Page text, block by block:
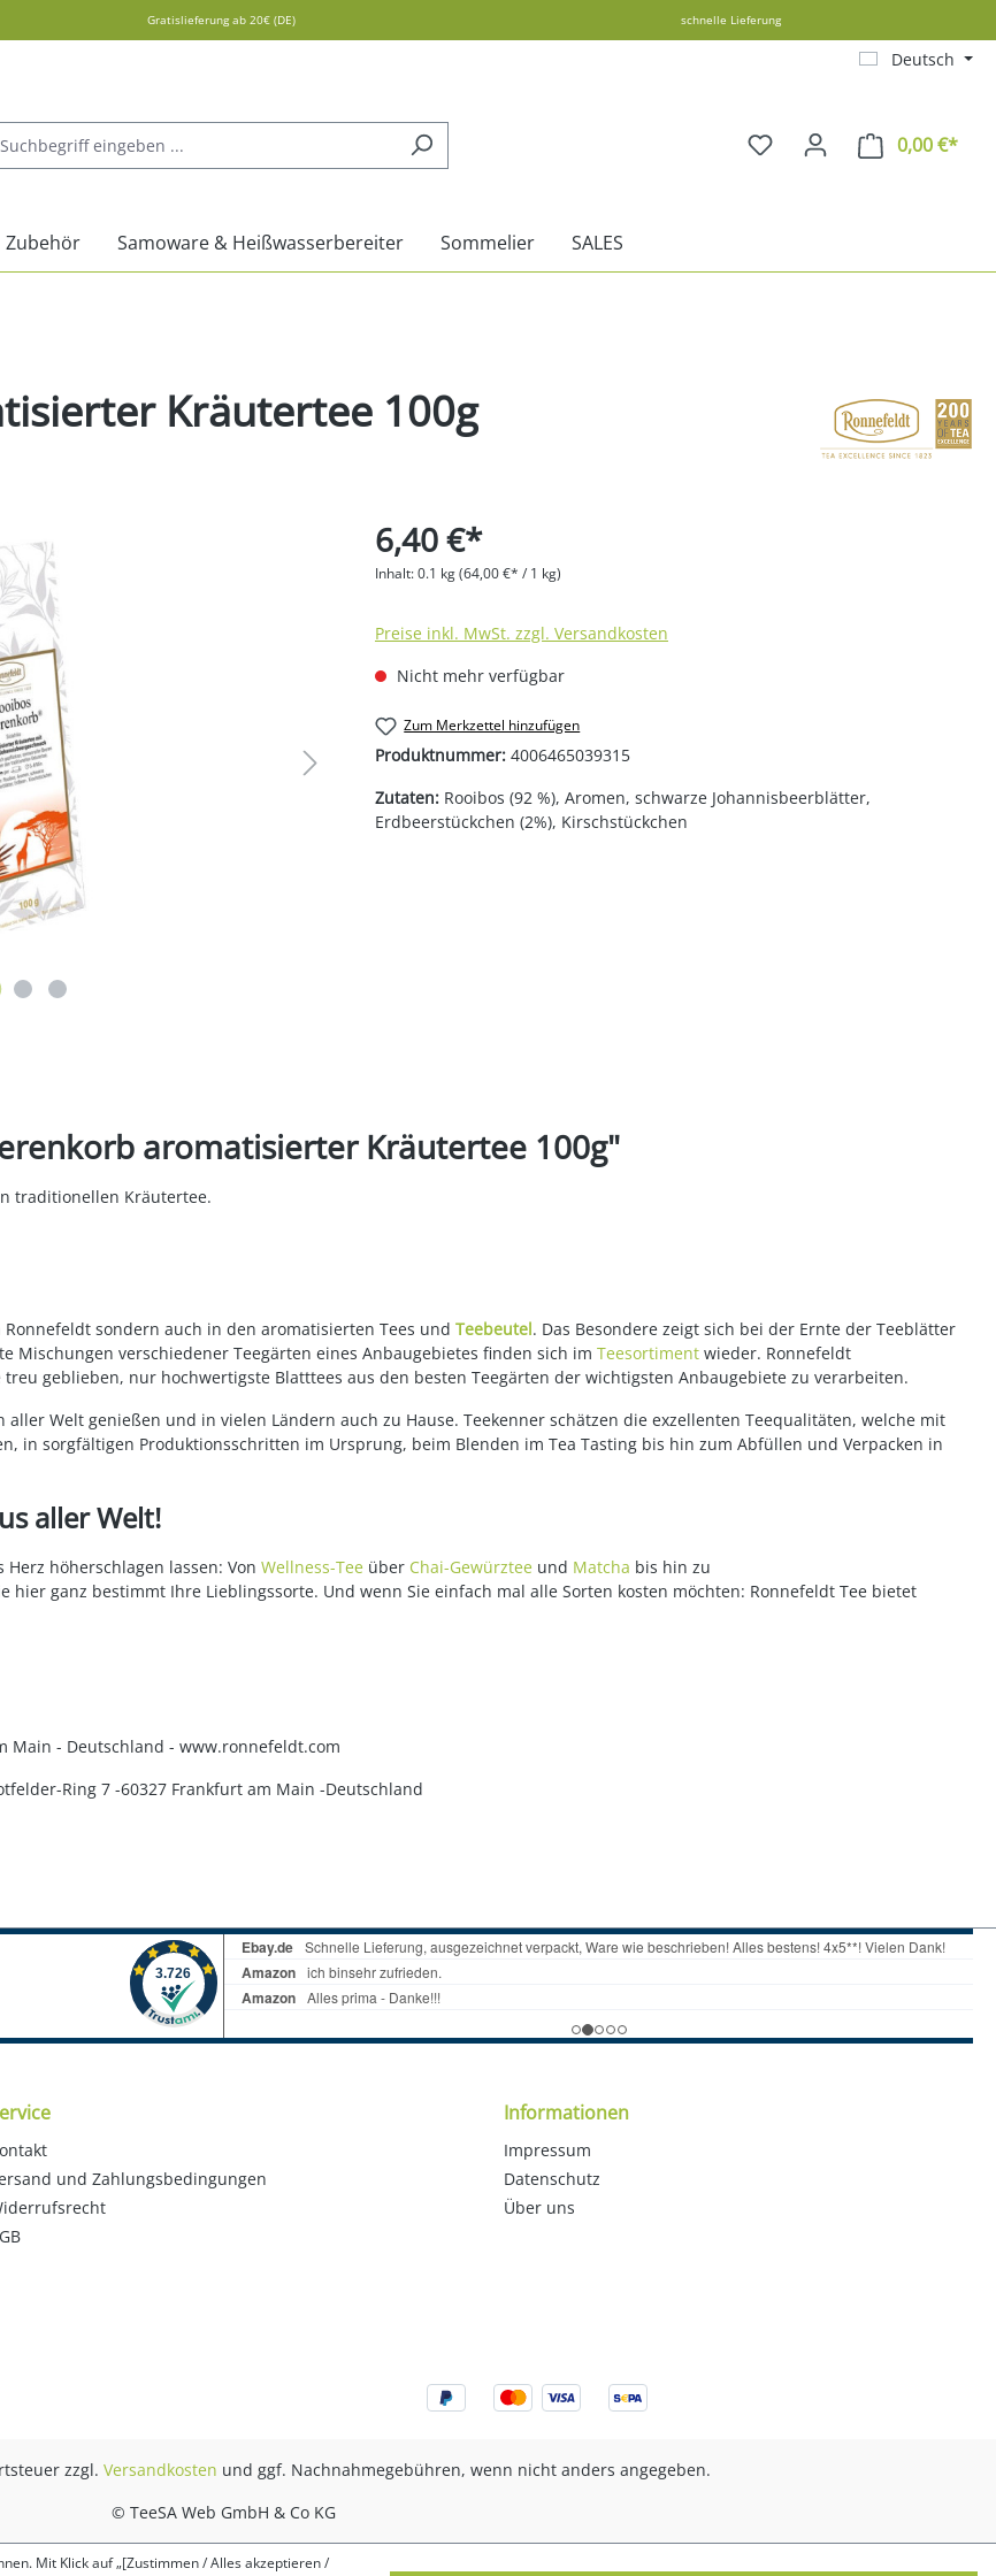
Gratislieferung ab 20€ (DE) schnelle Lieferung
Deutsch
0,00 €*
Zubehör Samoware & Heißwasserbereiter Sommelier SALES
Kräutertee 100g
6,40 €*
Inhalt:0.1 kg(64,00 €* / 1 kg)
Preise inkl. MwSt. zzgl. Versandkosten
Nicht mehr verfügbar
Zum Merkzettel hinzufügen
Produktnummer: 4006465039315
Zutaten: Rooibos (92 %), Aromen, schwarze Johannisbeerblätter,
Erdbeerstückchen (2%), Kirschstückchen
aromatisierter Kräutertee 100g"
traditionellen Kräutertee.
Ronnefeldt sondern auch in den aromatisierten Tees und Teebeutel. Das Besondere zeigt sich bei der Ernte der Teeblätter
verschiedener Teegärten eines Anbaugebietes finden sich im Teesortiment wieder. Ronnefeldt
geblieben, nur hochwertigste Blatttees aus den besten Teegärten der wichtigsten Anbaugebiete zu verarbeiten.
Welt genießen und in vielen Ländern auch zu Hause. Teekenner schätzen die exzellenten Teequalitäten, welche mit
in sorgfältigen Produktionsschritten im Ursprung, beim Blenden im Tea Tasting bis hin zum Abfüllen und Verpacken in
aller Welt!
höherschlagen lassen: Von Wellness-Tee über Chai-Gewürztee und Matcha bis hin zu
hier ganz bestimmt Ihre Lieblingssorte. Und wenn Sie einfach mal alle Sorten kosten möchten: Ronnefeldt Tee bietet
Main - Deutschland - www.ronnefeldt.com
Ring 7 -60327 Frankfurt am Main -Deutschland
und Zahlungsbedingungen
Informationen
Impressum
Datenschutz
Über uns
zzgl. Versandkosten und ggf. Nachnahmegebühren, wenn nicht anders angegeben.
© TeeSA Web GmbH & Co KG
Mit Klick auf „[Zustimmen / Alles akzeptieren /